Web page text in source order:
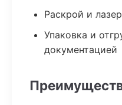
Раскрой и
Упаковка и
документацией